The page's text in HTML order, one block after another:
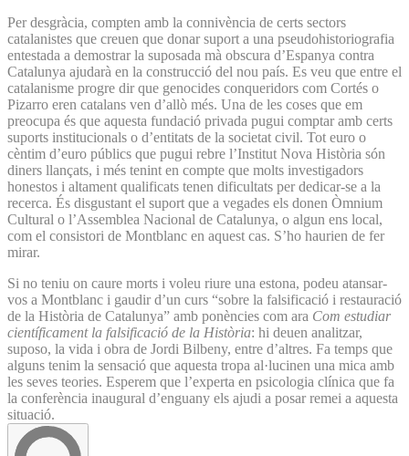
Per desgràcia, compten amb la connivència de certs sectors
catalanistes que creuen que donar suport a una pseudohistoriografia
entestada a demostrar la suposada mà obscura d’Espanya contra
Catalunya ajudarà en la construcció del nou país. Es veu que entre el
catalanisme progre dir que genocides conqueridors com Cortés o
Pizarro eren catalans ven d’allò més. Una de les coses que em
preocupa és que aquesta fundació privada pugui comptar amb certs
suports institucionals o d’entitats de la societat civil. Tot euro o
cèntim d’euro públics que pugui rebre l’Institut Nova Història són
diners llançats, i més tenint en compte que molts investigadors
honestos i altament qualificats tenen dificultats per dedicar-se a la
recerca. És disgustant el suport que a vegades els donen Òmnium
Cultural o l’Assemblea Nacional de Catalunya, o algun ens local,
com el consistori de Montblanc en aquest cas. S’ho haurien de fer
mirar.
Si no teniu on caure morts i voleu riure una estona, podeu atansar-
vos a Montblanc i gaudir d’un curs “sobre la falsificació i restauració
de la Història de Catalunya” amb ponències com ara Com estudiar
científicament la falsificació de la Història: hi deuen analitzar,
suposo, la vida i obra de Jordi Bilbeny, entre d’altres. Fa temps que
alguns tenim la sensació que aquesta tropa al·lucinen una mica amb
les seves teories. Esperem que l’experta en psicologia clínica que fa
la conferència inaugural d’enguany els ajudi a posar remei a aquesta
situació.